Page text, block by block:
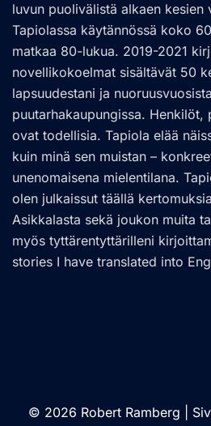
luvun puolivälistä alkaen kesien
Tapiolassa käytännössä koko
matkaa 80-lukua. 2019-2021
novellikokoelmat sisältävät 50
lapsuudestani ja
puutarhakaupungissa. Henkilöt,
ovat todellisia. Tapiola elää
kuin minä sen muistan –
unenomaisena mielentilana.
olen julkaissut täällä
Asikkalasta sekä joukon muita
myös tyttärentyttärilleni
stories I have translated into
© 2026 Robert Ramberg |